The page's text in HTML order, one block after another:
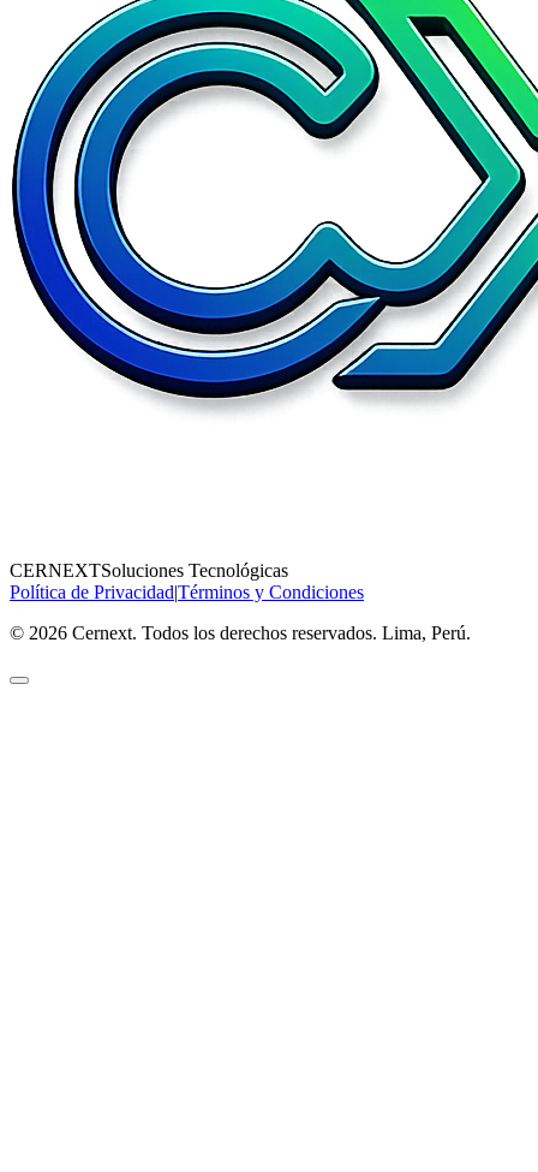
CERNEXTSoluciones Tecnológicas
Política de Privacidad|Términos y Condiciones
© 2026 Cernext. Todos los derechos reservados. Lima, Perú.